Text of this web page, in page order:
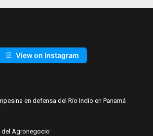
View on Instagram
en defensa del Río Indio en Panamá
del Agronegocio